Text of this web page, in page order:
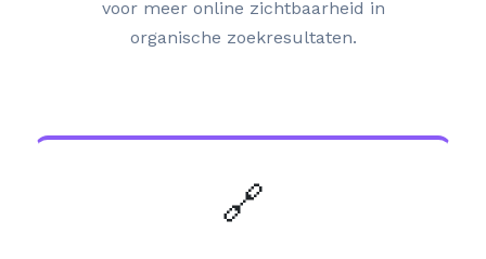
voor meer online zichtbaarheid in
organische zoekresultaten.
🔗